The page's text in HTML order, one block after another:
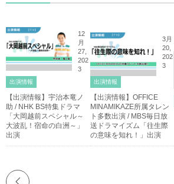
12
月
27,
202
3
出演情報
【出演情報】宇治本竜ノ
助 / NHK BS特集ドラマ
「大岡越前スペシャル～
大波乱！宿命の白洲～」
出演
3月
20,
202
3
出演情報
【出演情報】OFFICE
MINAMIKAZE所属タレン
ト多数出演 / MBS毎日放
送ドラマイズム「往生際
の意味を知れ！」出演